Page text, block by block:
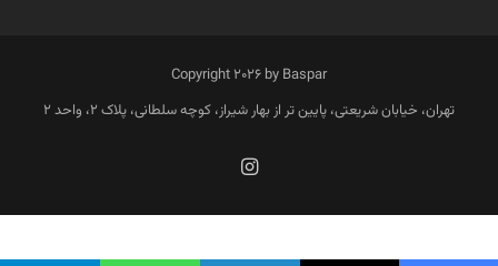
Copyright 2026 by Baspar
تهران، خیابان شریعتی، پایین تر از بهار شیراز، کوچه سلطانی، پلاک 2، واحد 2